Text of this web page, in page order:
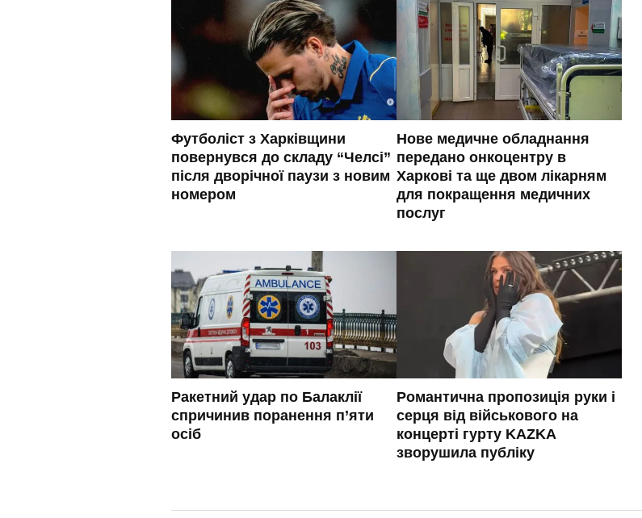
Футболіст з Харківщини
повернувся до складу “Челсі”
після дворічної паузи з новим
номером
Нове медичне обладнання
передано онкоцентру в
Харкові та ще двом лікарням
для покращення медичних
послуг
Ракетний удар по Балаклії
спричинив поранення п’яти
осіб
Романтична пропозиція руки і
серця від військового на
концерті гурту KAZKA
зворушила публіку